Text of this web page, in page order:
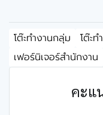
โต๊ะทำงานกลุ่ม โต๊ะท
เฟอร์นิเจอร์สำนักงาน
คะแ